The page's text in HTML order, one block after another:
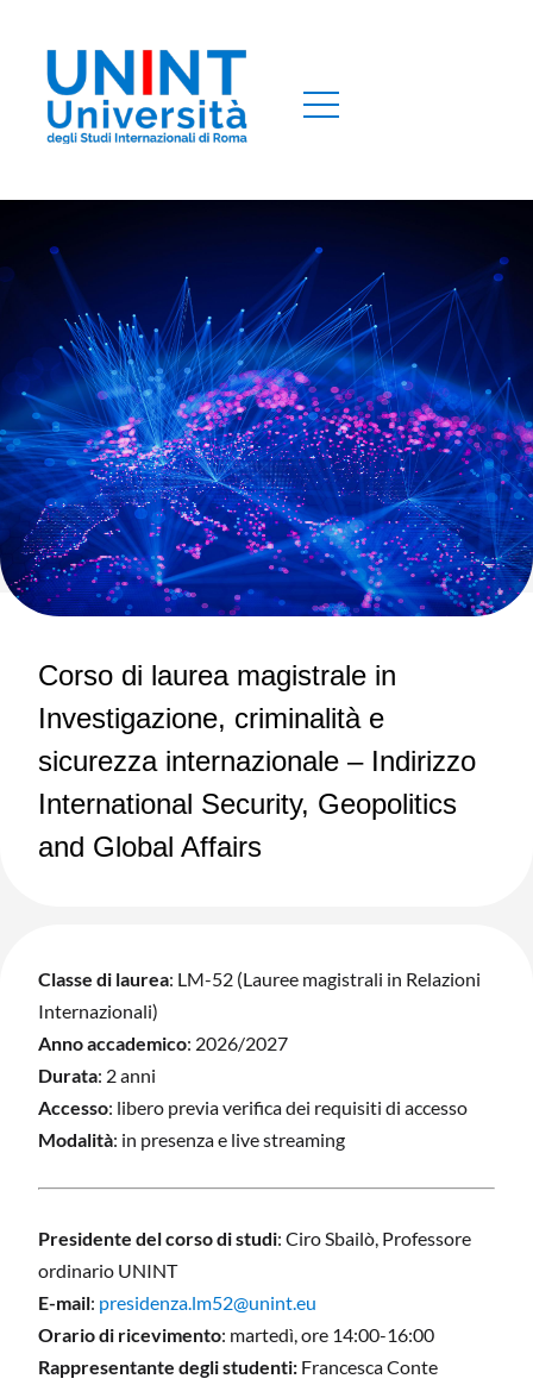
Corso di laurea magistrale in
Investigazione, criminalità e
sicurezza internazionale – Indirizzo
International Security, Geopolitics
and Global Affairs
Classe di laurea: LM-52 (Lauree magistrali in Relazioni
Internazionali)
Anno accademico: 2026/2027
Durata: 2 anni
Accesso: libero previa verifica dei requisiti di accesso
Modalità: in presenza e live streaming
Presidente del corso di studi: Ciro Sbailò, Professore
ordinario UNINT
E-mail: presidenza.lm52@unint.eu
Orario di ricevimento: martedì, ore 14:00-16:00
Rappresentante degli studenti: Francesca Conte